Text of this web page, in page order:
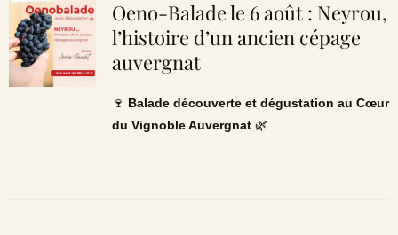
Oeno-Balade le 6 août : Neyrou,
l’histoire d’un ancien cépage
auvergnat
🍷 Balade découverte et dégustation au Cœur
du Vignoble Auvergnat🌿